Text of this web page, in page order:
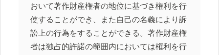
おいて著作財産権者の地位に基づき権利を行
使することができ、また自己の名義により訴
訟上の行為をすることができる。著作財産権
者は独占的許諾の範囲内においては権利を行